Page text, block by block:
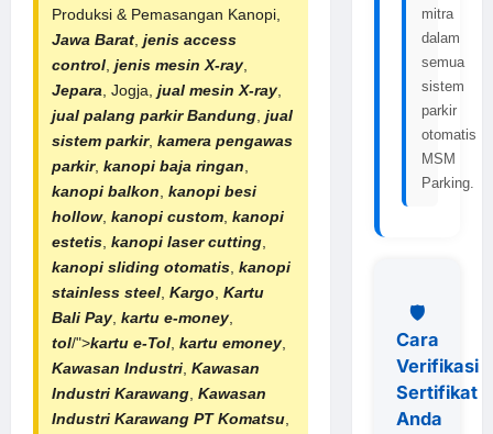
Produksi & Pemasangan Kanopi,
Jawa Barat jenis access
control jenis mesin X-ray
Jepara , Jogja, jual mesin X-ray
jual palang parkir Bandung jual
sistem parkir, kamera pengawas
parkir, kanopi baja ringan
kanopi balkon kanopi besi
hollow, kanopi custom kanopi
estetis kanopi laser cutting
kanopi sliding otomatis kanopi
stainless steel Kargo Kartu
Bali Pay kartu e-money
tol/">kartu e-Tol kartu emoney
Kawasan Industri Kawasan
Industri Karawang Kawasan
Industri Karawang PT Komatsu
mitra
dalam
semua
sistem
parkir
otomatis
MSM
Parking.
🛡️
Cara
Verifikasi
Sertifikat
Anda